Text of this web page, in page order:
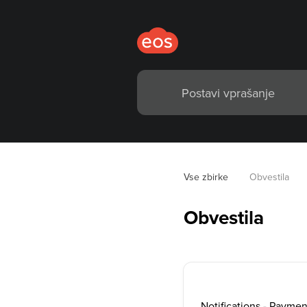
Vse zbirke Obvestila
Obvestila